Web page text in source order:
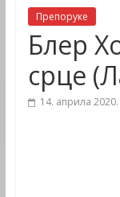
Препоруке
Блер
срце
14. априла 2020.